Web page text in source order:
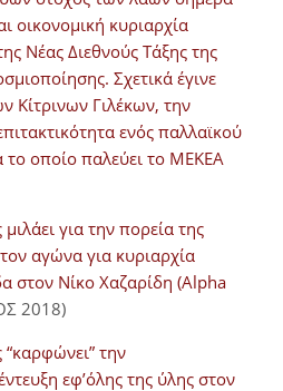
οικονομική κυριαρχία
Νέας Διεθνούς Τάξης της
Σχετικά έγινε
Κίτρινων Γιλέκων, την
ενός παλλαϊκού
το οποίο παλεύει το ΜΕΚΕΑ
για την πορεία της
αγώνα για κυριαρχία
στον Νίκο Χαζαρίδη (Alpha
2018)
την
εφ’όλης της ύλης στον